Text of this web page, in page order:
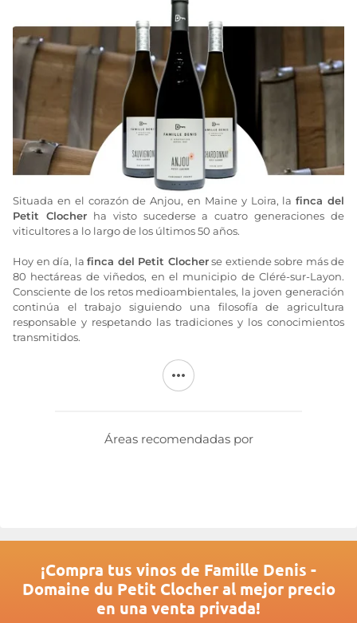
Situada en el corazón de Anjou, en Maine y Loira, lafinca del
Petit Clocherha visto sucederse a cuatro generaciones de
viticultores a lo largo de los últimos 50 años.
Hoy en día, la finca del Petit Clocherse extiende sobre más de
80 hectáreas de viñedos, en el municipio de Cléré-sur-Layon.
Consciente de los retos medioambientales, la joven generación
continúa el trabajo siguiendo una filosofía de agricultura
responsable y respetando las tradiciones y los conocimientos
transmitidos.
elabora una gama de vinos que
respeta la diversidad de los terruños y las variedades de uva del
reivindica lo que ha forjado su ADN, pasando a llamarse a partir
Áreas recomendadas por
¡Compra tus vinos de Famille Denis -
Domaine du Petit Clocher al mejor precio
en una venta privada!